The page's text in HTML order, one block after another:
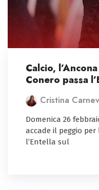
Calcio,
Conero passa
Cristina
Domenica 26
accade il peggio per
l’Entella sul